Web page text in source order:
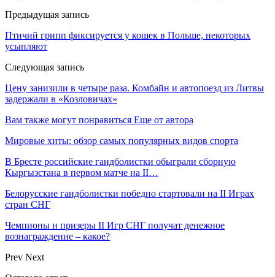
Предыдущая запись
Птичий грипп фиксируется у кошек в Польше, некоторых
усыпляют
Следующая запись
Цену занизили в четыре раза. Комбайн и автопоезд из Литвы
задержали в «Козловичах»
Вам также могут понравиться Еще от автора
Мировые хиты: обзор самых популярных видов спорта
В Бресте российские гандболистки обыграли сборную
Кыргызстана в первом матче на II…
Белорусские гандболистки победно стартовали на II Играх
стран СНГ
Чемпионы и призеры II Игр СНГ получат денежное
вознаграждение – какое?
Prev Next